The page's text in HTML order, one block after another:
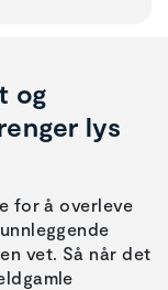
og
lys
for å overleve
vet. Så når det